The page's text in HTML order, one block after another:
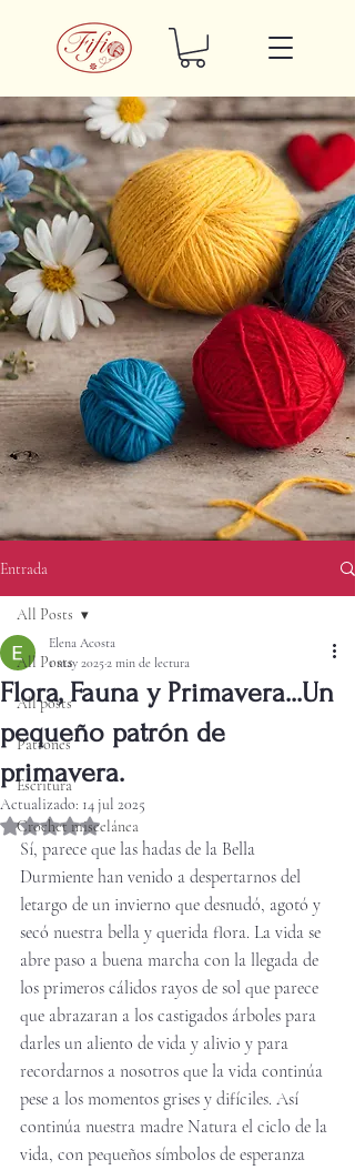
Entrada
All Posts
All posts
Patrones
Escritura
Crochet miscelánea
All Posts
Flora, Fauna y Primavera...Un
pequeño patrón de
primavera.
Elena Acosta
1 may 20252 min de lectura
Actualizado: 14 jul 2025
Obtuvo NaN de 5 estrellas.
Sí, parece que las hadas de la Bella
Durmiente han venido a despertarnos del
letargo de un invierno que desnudó, agotó y
secó nuestra bella y querida flora. La vida se
abre paso a buena marcha con la llegada de
los primeros cálidos rayos de sol que parece
que abrazaran a los castigados árboles para
darles un aliento de vida y alivio y para
recordarnos a nosotros que la vida continúa
pese a los momentos grises y difíciles. Así
continúa nuestra madre Natura el ciclo de la
vida, con pequeños símbolos de esperanza